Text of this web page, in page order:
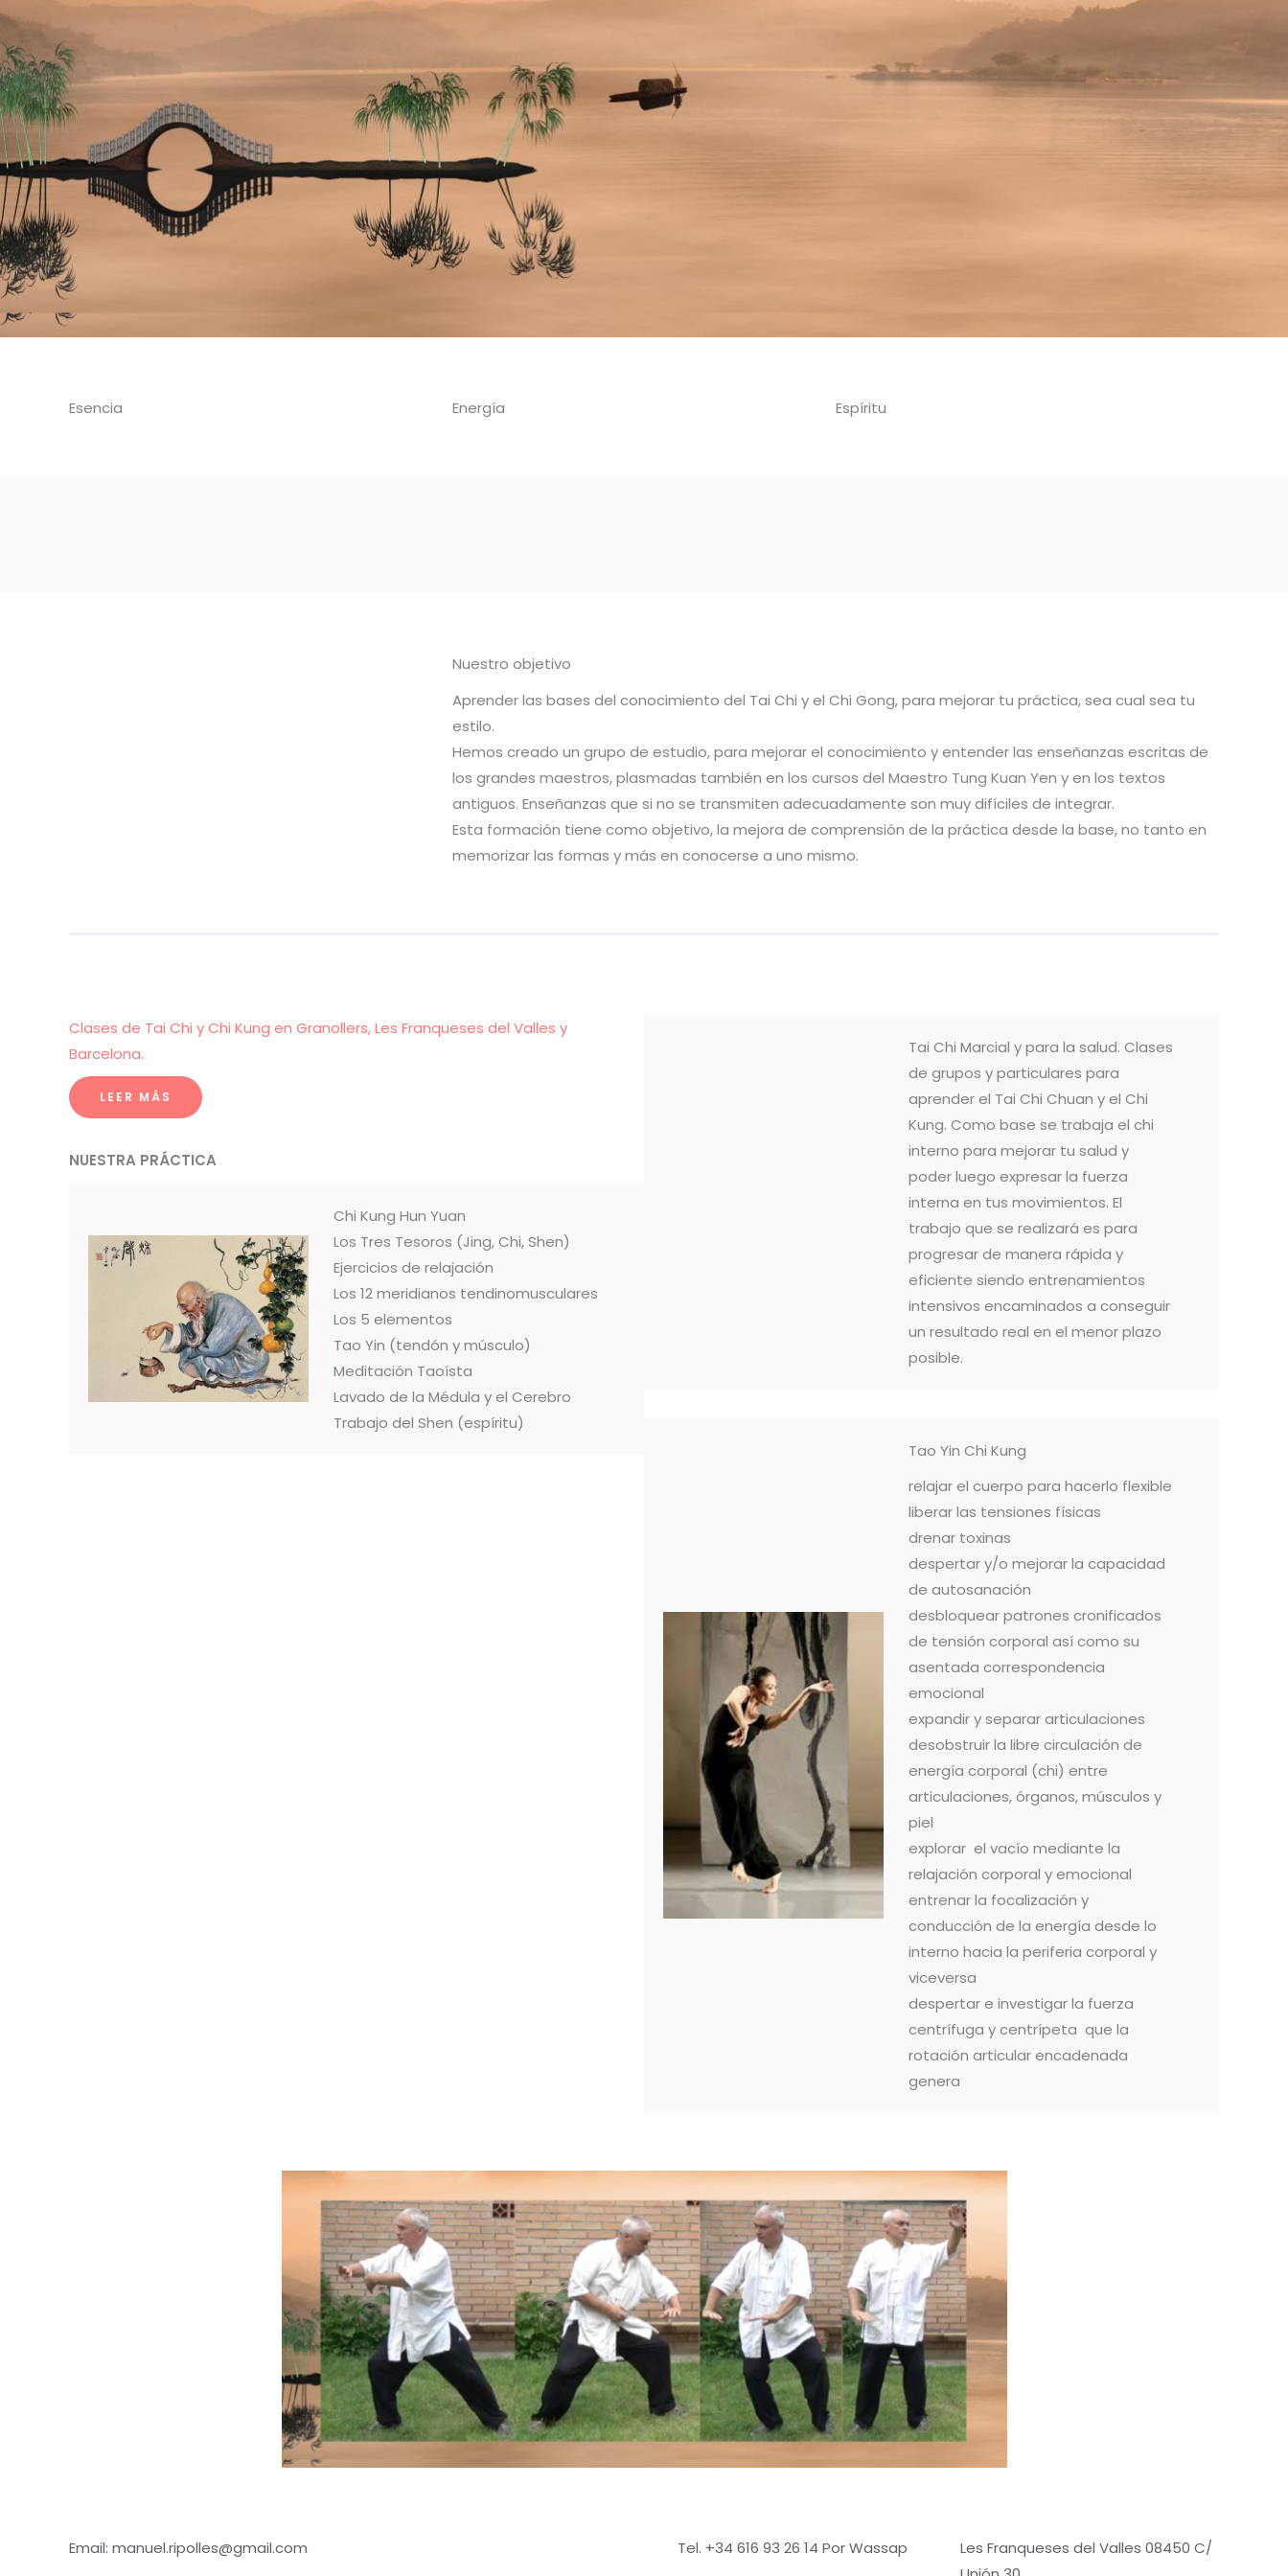
Esencia Energía Espíritu
Nuestro objetivo
Aprender las bases del conocimiento del Tai Chi y el Chi Gong, para mejorar tu práctica, sea cual sea tu
estilo.
Hemos creado un grupo de estudio, para mejorar el conocimiento y entender las enseñanzas escritas de
los grandes maestros, plasmadas también en los cursos del Maestro Tung Kuan Yen y en los textos
antiguos. Enseñanzas que si no se transmiten adecuadamente son muy difíciles de integrar.
Esta formación tiene como objetivo, la mejora de comprensión de la práctica desde la base, no tanto en
memorizar las formas y más en conocerse a uno mismo.
Clases de Tai Chi y Chi Kung en Granollers, Les Franqueses del Valles y
Barcelona.
LEER MÁS
NUESTRA PRÁCTICA
Chi Kung Hun Yuan
Los Tres Tesoros (Jing, Chi, Shen)
Ejercicios de relajación
Los 12 meridianos tendinomusculares
Los 5 elementos
Tao Yin (tendón y músculo)
Meditación Taoísta
Lavado de la Médula y el Cerebro
Trabajo del Shen (espíritu)
Tai Chi Marcial y para la salud. Clases
de grupos y particulares para
aprender el Tai Chi Chuan y el Chi
Kung. Como base se trabaja el chi
interno para mejorar tu salud y
poder luego expresar la fuerza
interna en tus movimientos. El
trabajo que se realizará es para
progresar de manera rápida y
eficiente siendo entrenamientos
intensivos encaminados a conseguir
un resultado real en el menor plazo
posible.
Tao Yin Chi Kung
relajar el cuerpo para hacerlo flexible
liberar las tensiones físicas
drenar toxinas
despertar y/o mejorar la capacidad
de autosanación
desbloquear patrones cronificados
de tensión corporal así como su
asentada correspondencia
emocional
expandir y separar articulaciones
desobstruir la libre circulación de
energía corporal (chi) entre
articulaciones, órganos, músculos y
piel
explorar el vacío mediante la
relajación corporal y emocional
entrenar la focalización y
conducción de la energía desde lo
interno hacia la periferia corporal y
viceversa
despertar e investigar la fuerza
centrífuga y centrípeta que la
rotación articular encadenada
genera
Email: manuel.ripolles@gmail.com Tel. +34 616 93 26 14 Por Wassap
Les Franqueses del Valles 08450 C/